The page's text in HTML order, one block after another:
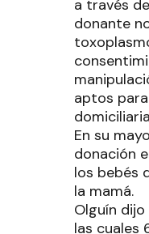
a través
donante
aptos
En su
donación
los bebés
la mamá.
Olguín
las cuales